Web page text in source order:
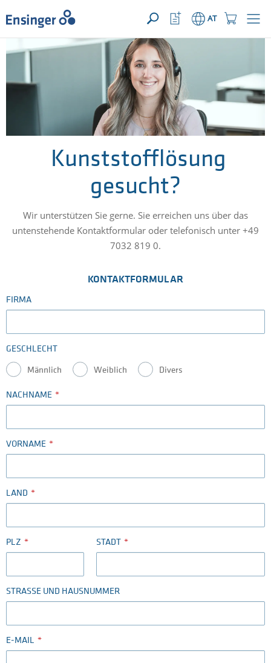
IHRE ANFRAGE ({{productCount}} Produkte)ÖFFNEN
home_logo_aria AT
können
Ihnen
Kunststofflösung
gesucht?
Wir unterstützen Sie gerne. Sie erreichen uns über das
untenstehende Kontaktformular oder telefonisch unter +49
7032 819 0.
KONTAKTFORMULAR
FIRMA
GESCHLECHT
Männlich Weiblich Divers
NACHNAME
VORNAME
LAND
PLZ STADT
STRASSE UND HAUSNUMMER
E-MAIL